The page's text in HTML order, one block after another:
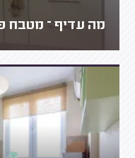
מה עדיף – מטבח